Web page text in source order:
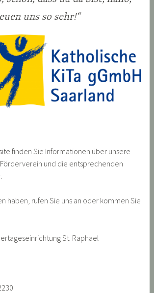
uns so sehr!“
finden Sie Informationen über unsere
und die entsprechenden
haben, rufen Sie uns an oder kommen Sie
St. Raphael